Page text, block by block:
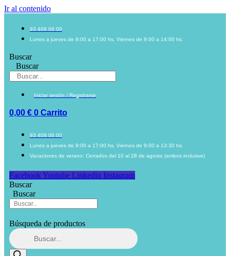
Ir al contenido
93 409 06 00
Lunes a jueves de 9:00 a 17:00 hs. Viernes de 9:00 a 14:00 hs.
Buscar
Buscar
Iniciar sesión / Registrarse
0,00 € 0 Carrito
93 409 06 00
Lunes a jueves de 9:00 a 17:00 hs. Viernes de 9:00 a 13:30 hs.
Vacaciones de verano: Cerrados del 10 al 28 de agosto (ambos inclusive)
Facebook Youtube Linkedin Instagram
Buscar
Buscar
Búsqueda de productos